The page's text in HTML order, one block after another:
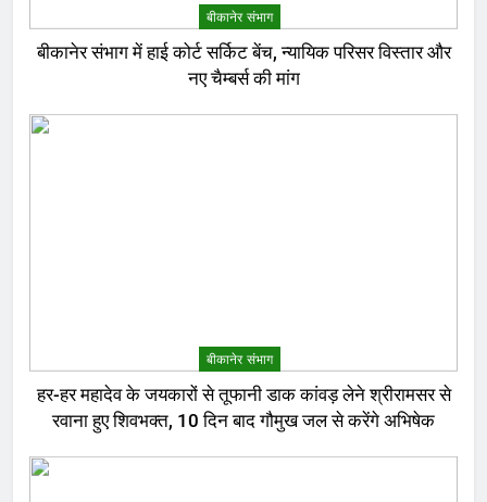
बीकानेर संभाग
बीकानेर संभाग में हाई कोर्ट सर्किट बेंच, न्यायिक परिसर विस्तार और
नए चैम्बर्स की मांग
बीकानेर संभाग
हर-हर महादेव के जयकारों से तूफानी डाक कांवड़ लेने श्रीरामसर से
रवाना हुए शिवभक्त, 10 दिन बाद गौमुख जल से करेंगे अभिषेक